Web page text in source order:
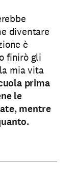
diventare
è
finirò gli
mia vita
prima
le
mentre